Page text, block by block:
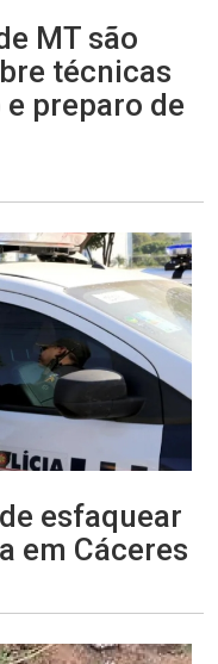
MT são
técnicas
preparo de
esfaquear
em Cáceres